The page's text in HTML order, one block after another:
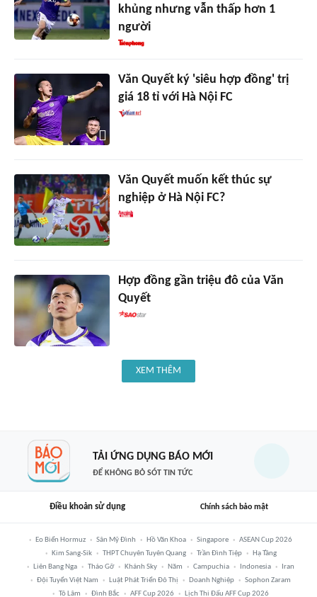
khủng nhưng vẫn thấp hơn 1
người
Văn Quyết ký 'siêu hợp đồng' trị
giá 18 tỉ với Hà Nội FC
Văn Quyết muốn kết thúc sự
nghiệp ở Hà Nội FC?
Hợp đồng gần triệu đô của Văn
Quyết
XEM THÊM
TẢI ỨNG DỤNG BÁO MỚI
ĐỂ KHÔNG BỎ SÓT TIN TỨC
Điều khoản sử dụng Chính sách bảo mật
Eo Biển Hormuz Sân Mỹ Đình Hồ Văn Khoa Singapore
ASEAN Cup 2026
Kim Sang-Sik
THPT Chuyên Tuyên Quang Trần Đình Tiệp
Hạ Tầng
Liên Bang Nga
Tháo Gỡ Khánh Sky Năm Campuchia Indonesia
Iran
Đội Tuyển Việt Nam
Luật Phát Triển Đô Thị Doanh Nghiệp
Sophon Zaram
Tô Lâm
Đình Bắc AFF Cup 2026 Lịch Thi Đấu AFF Cup 2026